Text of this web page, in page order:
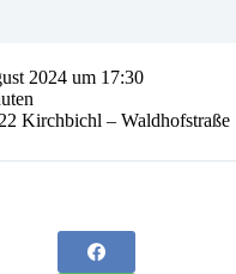
2024 um 17:30
Kirchbichl – Waldhofstraße